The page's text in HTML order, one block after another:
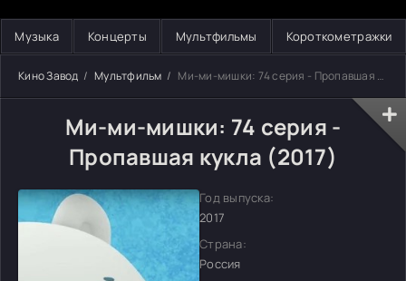
Музыка Концерты Мультфильмы Короткометражки
Кино Завод Мультфильм Ми-ми-мишки: 74 серия - Пропавшая кукла
Ми-ми-мишки: 74 серия -
Пропавшая кукла (2017)
Год выпуска:
2017
Страна:
Россия